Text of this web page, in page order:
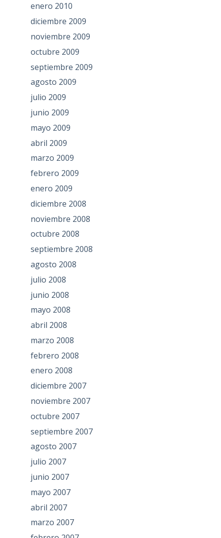
enero 2010
diciembre 2009
noviembre 2009
octubre 2009
septiembre 2009
agosto 2009
julio 2009
junio 2009
mayo 2009
abril 2009
marzo 2009
febrero 2009
enero 2009
diciembre 2008
noviembre 2008
octubre 2008
septiembre 2008
agosto 2008
julio 2008
junio 2008
mayo 2008
abril 2008
marzo 2008
febrero 2008
enero 2008
diciembre 2007
noviembre 2007
octubre 2007
septiembre 2007
agosto 2007
julio 2007
junio 2007
mayo 2007
abril 2007
marzo 2007